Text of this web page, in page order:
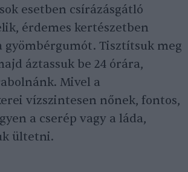
esetben csírázásgátló
érdemes kertészetben
gyömbérgumót. Tisztítsuk meg
áztassuk be 24 órára,
Mivel a
vízszintesen nőnek, fontos,
a cserép vagy a láda,
ültetni.